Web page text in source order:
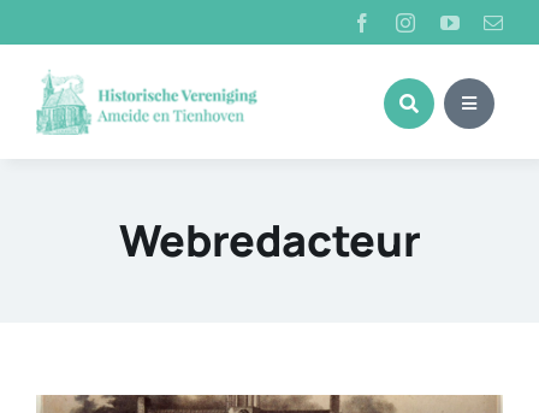
naar
inhoud
Webredacteur